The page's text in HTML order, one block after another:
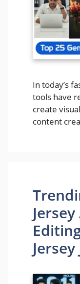
In today’s
tools have
create
content